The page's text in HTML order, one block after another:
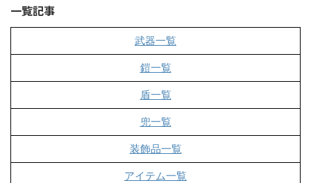
一覧記事
武器一覧
鎧一覧
盾一覧
兜一覧
装飾品一覧
アイテム一覧